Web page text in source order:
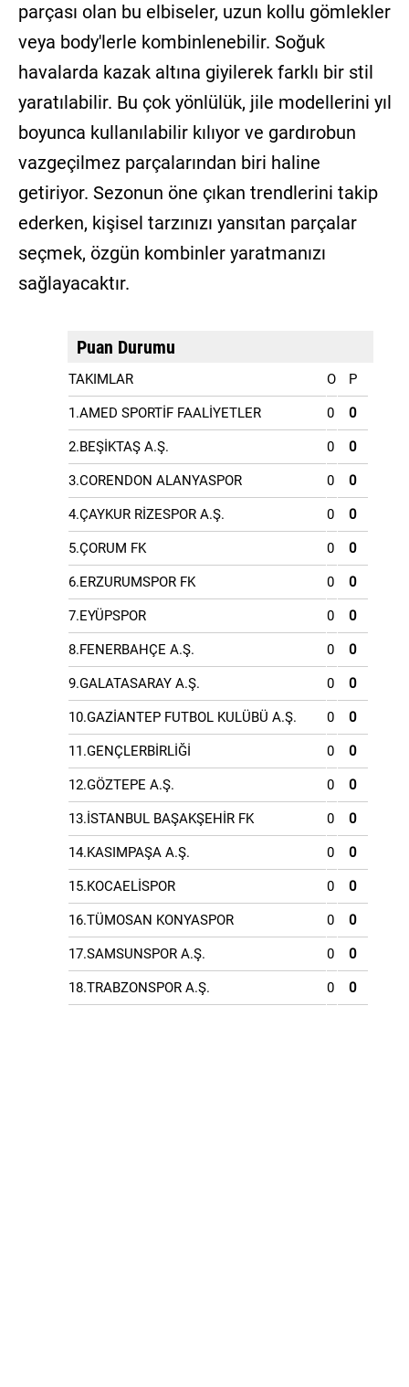
parçası olan bu elbiseler, uzun kollu gömlekler
veya body'lerle kombinlenebilir. Soğuk
havalarda kazak altına giyilerek farklı bir stil
yaratılabilir. Bu çok yönlülük, jile modellerini yıl
boyunca kullanılabilir kılıyor ve gardırobun
vazgeçilmez parçalarından biri haline
getiriyor. Sezonun öne çıkan trendlerini takip
ederken, kişisel tarzınızı yansıtan parçalar
seçmek, özgün kombinler yaratmanızı
sağlayacaktır.
Puan Durumu
TAKIMLAR O P
1.AMED SPORTİF FAALİYETLER 0 0
2.BEŞİKTAŞ A.Ş. 0 0
3.CORENDON ALANYASPOR 0 0
4.ÇAYKUR RİZESPOR A.Ş. 0 0
5.ÇORUM FK 0 0
6.ERZURUMSPOR FK 0 0
7.EYÜPSPOR 0 0
8.FENERBAHÇE A.Ş. 0 0
9.GALATASARAY A.Ş. 0 0
10.GAZİANTEP FUTBOL KULÜBÜ A.Ş. 0 0
11.GENÇLERBİRLİĞİ 0 0
12.GÖZTEPE A.Ş. 0 0
13.İSTANBUL BAŞAKŞEHİR FK 0 0
14.KASIMPAŞA A.Ş. 0 0
15.KOCAELİSPOR 0 0
16.TÜMOSAN KONYASPOR 0 0
17.SAMSUNSPOR A.Ş. 0 0
18.TRABZONSPOR A.Ş. 0 0